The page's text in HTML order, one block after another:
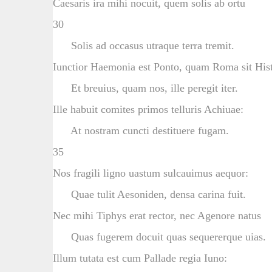
Caesaris ira mihi nocuit, quem solis ab ortu
30
Solis ad occasus utraque terra tremit.
Iunctior Haemonia est Ponto, quam Roma sit
Et breuius, quam nos, ille peregit iter.
Ille habuit comites primos telluris Achiuae:
At nostram cuncti destituere fugam.
35
Nos fragili ligno uastum sulcauimus aequor:
Quae tulit Aesoniden, densa carina fuit.
Nec mihi Tiphys erat rector, nec Agenore natus
Quas fugerem docuit quas sequererque uias.
Illum tutata est cum Pallade regia Iuno: